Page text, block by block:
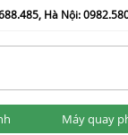
Hà Nội:
Máy quay